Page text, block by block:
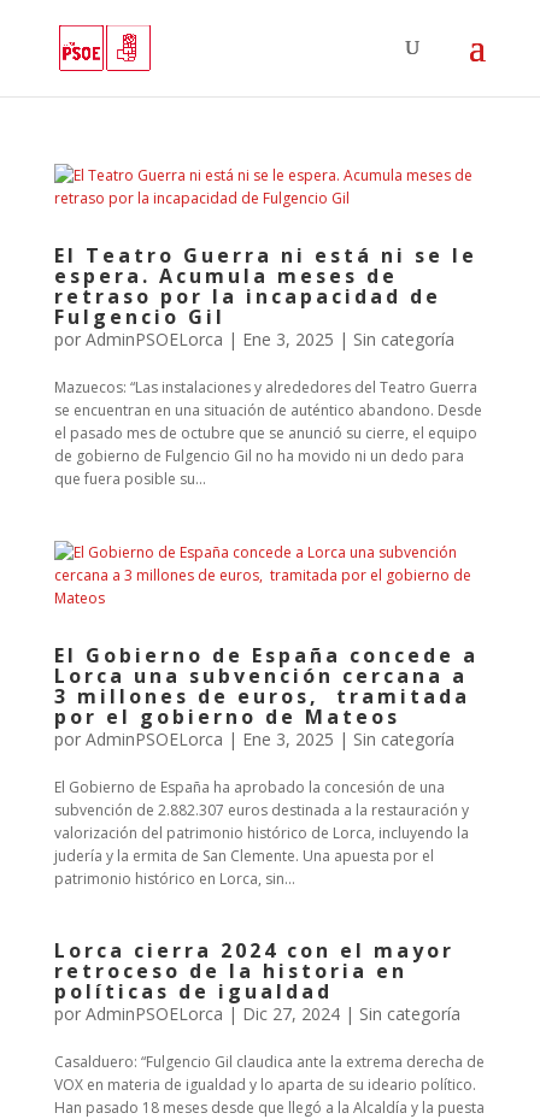
El Teatro Guerra ni está ni se le
espera. Acumula meses de
retraso por la incapacidad de
Fulgencio Gil
por AdminPSOELorca | Ene 3, 2025 | Sin categoría
Mazuecos: “Las instalaciones y alrededores del Teatro Guerra
se encuentran en una situación de auténtico abandono. Desde
el pasado mes de octubre que se anunció su cierre, el equipo
de gobierno de Fulgencio Gil no ha movido ni un dedo para
que fuera posible su...
El Gobierno de España concede a
Lorca una subvención cercana a
3 millones de euros, tramitada
por el gobierno de Mateos
por AdminPSOELorca | Ene 3, 2025 | Sin categoría
El Gobierno de España ha aprobado la concesión de una
subvención de 2.882.307 euros destinada a la restauración y
valorización del patrimonio histórico de Lorca, incluyendo la
judería y la ermita de San Clemente. Una apuesta por el
patrimonio histórico en Lorca, sin...
Lorca cierra 2024 con el mayor
retroceso de la historia en
políticas de igualdad
por AdminPSOELorca | Dic 27, 2024| Sin categoría
Casalduero: “Fulgencio Gil claudica ante la extrema derecha de
VOX en materia de igualdad y lo aparta de su ideario político.
Han pasado 18 meses desde que llegó a la Alcaldía y la puesta